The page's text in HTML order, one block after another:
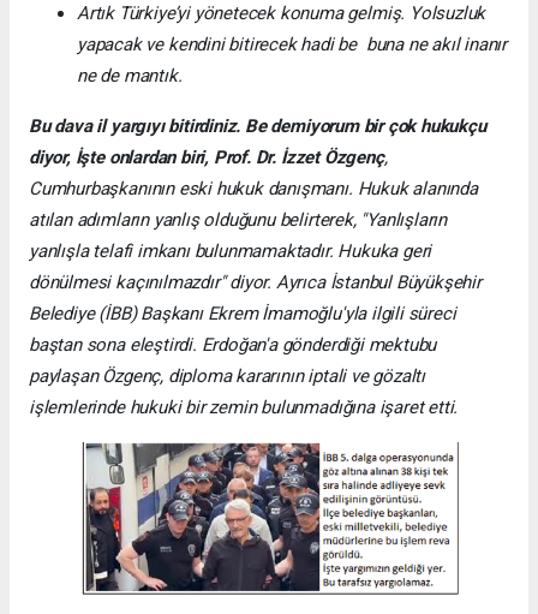
Artık Türkiye’yi yönetecek konuma gelmiş. Yolsuzluk
yapacak ve kendini bitirecek hadi be buna ne akıl inanır
ne de mantık.
Bu dava il yargıyı bitirdiniz. Be demiyorum bir çok hukukçu
diyor, İşte onlardan biri, Prof. Dr. İzzet Özgenç,
Cumhurbaşkanının eski hukuk danışmanı. Hukuk alanında
atılan adımların yanlış olduğunu belirterek, "Yanlışların
yanlışla telafi imkanı bulunmamaktadır. Hukuka geri
dönülmesi kaçınılmazdır" diyor. Ayrıcaİstanbul Büyükşehir
Belediye (İBB) Başkanı Ekrem İmamoğlu'yla ilgili süreci
baştan sona eleştirdi. Erdoğan'a gönderdiği mektubu
paylaşan Özgenç, diploma kararının iptali ve gözaltı
işlemlerinde hukuki bir zemin bulunmadığına işaret etti.